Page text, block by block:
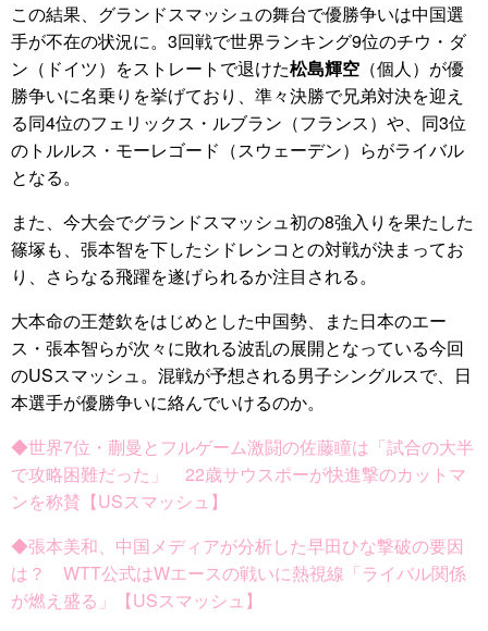
この結果、グランドスマッシュの舞台で優勝争いは中国選
手が不在の状況に。3回戦で世界ランキング9位のチウ・ダ
ン（ドイツ）をストレートで退けた松島輝空 （個人）が優
勝争いに名乗りを挙げており、準々決勝で兄弟対決を迎え
る同4位のフェリックス・ルブラン（フランス）や、同3位
のトルルス・モーレゴード（スウェーデン）らがライバル
となる。
また、今大会でグランドスマッシュ初の8強入りを果たした
篠塚も、張本智を下したシドレンコとの対戦が決まってお
り、さらなる飛躍を遂げられるか注目される。
大本命の王楚欽をはじめとした中国勢、また日本のエー
ス・張本智らが次々に敗れる波乱の展開となっている今回
のUSスマッシュ。混戦が予想される男子シングルスで、日
本選手が優勝争いに絡んでいけるのか。
◆世界7位・蒯曼とフルゲーム激闘の佐藤瞳は「試合の大半
で攻略困難だった」 22歳サウスポーが快進撃のカットマ
ンを称賛【USスマッシュ】
◆張本美和、中国メディアが分析した早田ひな撃破の要因
は？ WTT公式はWエースの戦いに熱視線「ライバル関係
が燃え盛る」【USスマッシュ】